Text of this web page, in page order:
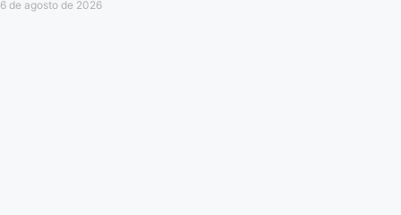
6 de agosto de 2026